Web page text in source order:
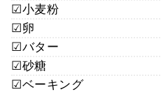
☑︎小麦粉
☑︎卵
☑︎バター
☑︎砂糖
☑︎ベーキング